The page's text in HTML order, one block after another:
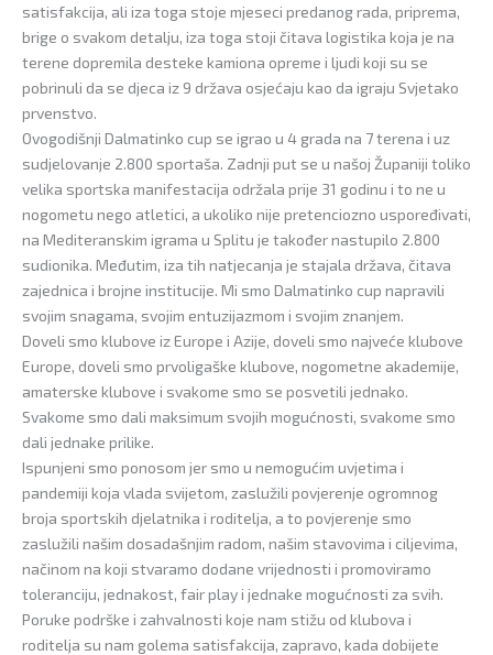
satisfakcija, ali iza toga stoje mjeseci predanog rada, priprema,
brige o svakom detalju, iza toga stoji čitava logistika koja je na
terene dopremila desteke kamiona opreme i ljudi koji su se
pobrinuli da se djeca iz 9 država osjećaju kao da igraju Svjetako
prvenstvo.
Ovogodišnji Dalmatinko cup se igrao u 4 grada na 7 terena i uz
sudjelovanje 2.800 sportaša. Zadnji put se u našoj Županiji toliko
velika sportska manifestacija održala prije 31 godinu i to ne u
nogometu nego atletici, a ukoliko nije pretenciozno uspoređivati,
na Mediteranskim igrama u Splitu je također nastupilo 2.800
sudionika. Međutim, iza tih natjecanja je stajala država, čitava
zajednica i brojne institucije. Mi smo Dalmatinko cup napravili
svojim snagama, svojim entuzijazmom i svojim znanjem.
Doveli smo klubove iz Europe i Azije, doveli smo najveće klubove
Europe, doveli smo prvoligaške klubove, nogometne akademije,
amaterske klubove i svakome smo se posvetili jednako.
Svakome smo dali maksimum svojih mogućnosti, svakome smo
dali jednake prilike.
Ispunjeni smo ponosom jer smo u nemogućim uvjetima i
pandemiji koja vlada svijetom, zaslužili povjerenje ogromnog
broja sportskih djelatnika i roditelja, a to povjerenje smo
zaslužili našim dosadašnjim radom, našim stavovima i ciljevima,
načinom na koji stvaramo dodane vrijednosti i promoviramo
toleranciju, jednakost, fair play i jednake mogućnosti za svih.
Poruke podrške i zahvalnosti koje nam stižu od klubova i
roditelja su nam golema satisfakcija, zapravo, kada dobijete